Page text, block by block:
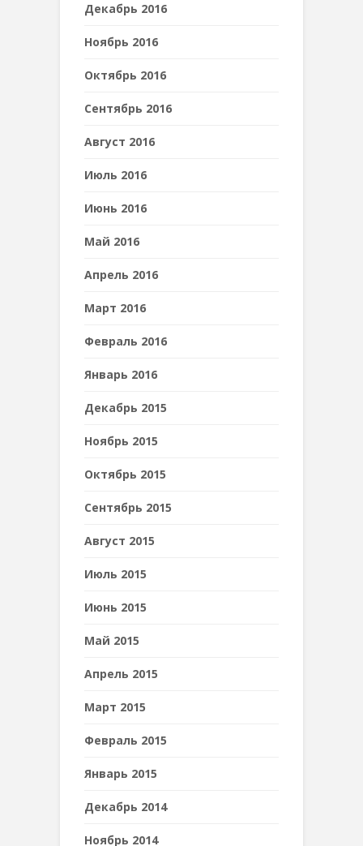
Декабрь 2016
Ноябрь 2016
Октябрь 2016
Сентябрь 2016
Август 2016
Июль 2016
Июнь 2016
Май 2016
Апрель 2016
Март 2016
Февраль 2016
Январь 2016
Декабрь 2015
Ноябрь 2015
Октябрь 2015
Сентябрь 2015
Август 2015
Июль 2015
Июнь 2015
Май 2015
Апрель 2015
Март 2015
Февраль 2015
Январь 2015
Декабрь 2014
Ноябрь 2014